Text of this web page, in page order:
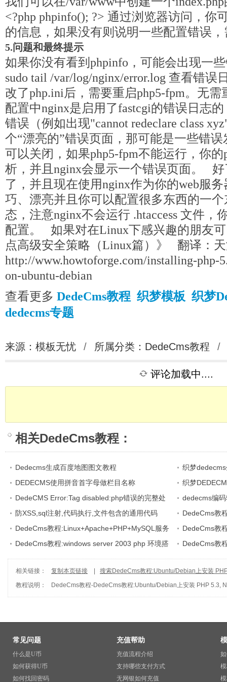
<?php phpinfo(); ?> 通过浏览器访问，你
的信息，如果没有则说明一些配置错误
5.问题和最终提示
如果你没有看到phpinfo，可能会出现一
sudo tail /var/log/nginx/error.log 查看错误
改了php.ini后，需要重启php5-fpm。无
配置中nginx是启用了fastcgi的错误日志
错误（例如出现"cannot redeclare class
个“漂亮的”错误页面，那可能是一些错
可以关闭，如果php5-fpm不能运行，你
析，并且nginx会显示一个错误页面。
了，并且现在使用nginx作为你的web服
巧、漂亮并且你可以配置很多东西的一
态，注意nginx不会运行 .htaccess 文件，
配置。 如果对在Linux下感兴趣的朋友可
点高级安全策略（Linux篇）》 翻译：
http://www.howtoforge.com/installing-php-
on-ubuntu-debian
查看更多 DedeCms教程 织梦模板 织梦
dedecms专题
来源：模板无忧 / 所属分类： DedeCms教程 /
评论加载中....
相关DedeCms教程 ：
Dedecms生成百度地图图文教程
织梦
DEDECMS使用拼音首字母做栏目名称
织梦
选
DedeCMS Error:Tag disabled:php错误的完整处
理方法
dedecms编
GBK
防XSS,sql注射,代码执行,文件包含的通用代码
DedeCms教
DedeCms教程:Linux+Apache+PHP+MySQL服务
器环境(CentOS篇)
DedeCms教
DEDECMS软件
DedeCms教程:windows server 2003 php 环境搭
建
DedeCms教
建
相关链接： 复制本页链接
搜索DedeCms教程:Ubuntu/Debian上安装
教程说明：
DedeCms教程-DedeCms教程:Ubuntu/Debian上安装 PHP 5.3,
常见问题
什么是U币
如何获得U币
如何找回密码
充值帮助
充值流程介绍
支持哪些支付方式
无网银如何充值